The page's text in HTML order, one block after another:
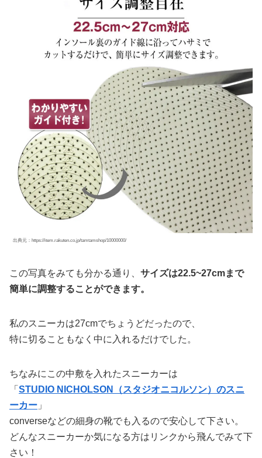
出典元：https://item.rakuten.co.jp/tamtamshop/10000000/
この写真をみても分かる通り、 サイズは22.5~27cmまで
簡単に調整することができます。
私のスニーカは27cmでちょうどだったので、
特に切ることもなく中に入れるだけでした。
ちなみにこの中敷を入れたスニーカーは
「 STUDIO NICHOLSON（スタジオニコルソン）のスニ
ーカー 」
converseなどの細身の靴でも入るので安心して下さい。
どんなスニーカーか気になる方はリンクから飛んでみて下
さい！